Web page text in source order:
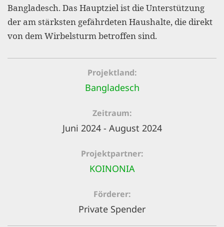
Bangladesch. Das Hauptziel ist die Unterstützung
der am stärksten gefährdeten Haushalte, die direkt
von dem Wirbelsturm betroffen sind.
Projektland
Bangladesch
Zeitraum
Juni 2024 - August 2024
Projektpartner
KOINONIA
Förderer
Private Spender
Online-